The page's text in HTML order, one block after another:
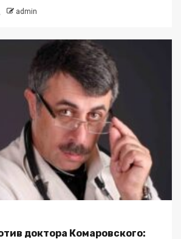
admin
доктора Комаровского: